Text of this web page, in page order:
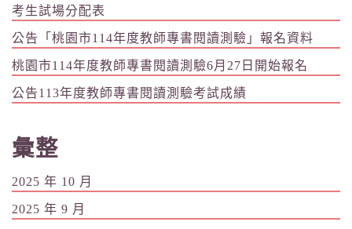
考生試場分配表
公告「桃園市114年度教師專書閱讀測驗」報名資料
桃園市114年度教師專書閱讀測驗6月27日開始報名
公告113年度教師專書閱讀測驗考試成績
彙整
2025 年 10 月
2025 年 9 月